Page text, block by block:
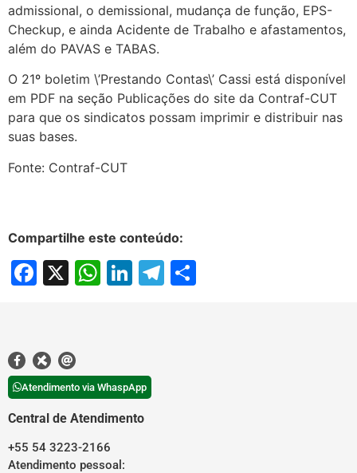
admissional, o demissional, mudança de função, EPS-
Checkup, e ainda Acidente de Trabalho e afastamentos,
além do PAVAS e TABAS.
O 21º boletim \’Prestando Contas\’ Cassi está disponível
em PDF na seção Publicações do site da Contraf-CUT
para que os sindicatos possam imprimir e distribuir nas
suas bases.
Fonte: Contraf-CUT
Compartilhe este conteúdo:
Facebook
X WhatsApp
LinkedIn
Telegram
Atendimento via WhaspApp
Central de Atendimento
+55 54 3223-2166
Atendimento pessoal: